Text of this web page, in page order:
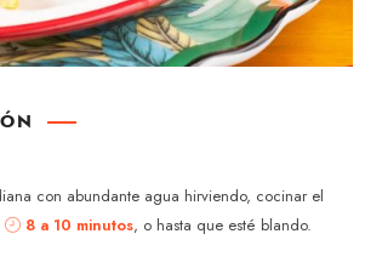
con abundante agua hirviendo, cocinar el
8 a 10 minutos, o hasta que esté blando.